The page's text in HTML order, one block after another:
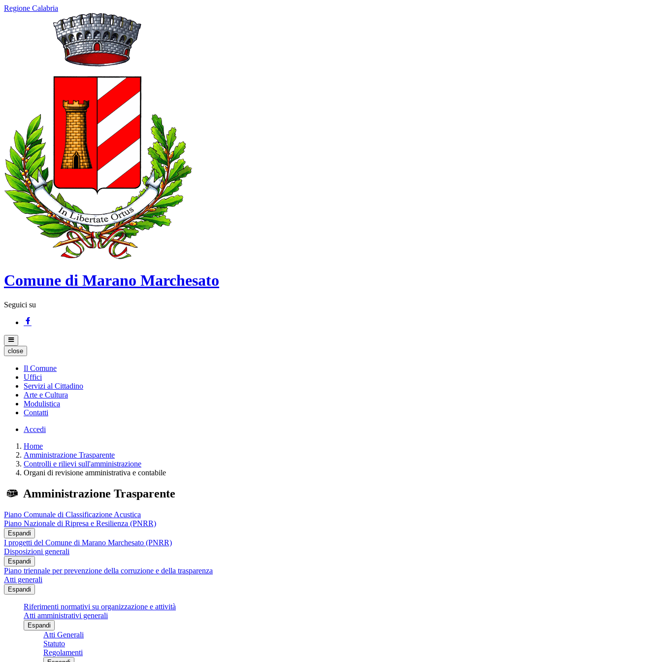
Regione Calabria
Comune di Marano Marchesato
Seguici su
close
Il Comune
Uffici
Servizi al Cittadino
Arte e Cultura
Modulistica
Contatti
Accedi
Home
Amministrazione Trasparente
Controlli e rilievi sull'amministrazione
Organi di revisione amministrativa e contabile
Amministrazione Trasparente
Piano Comunale di Classificazione Acustica
Piano Nazionale di Ripresa e Resilienza (PNRR)
Espandi
I progetti del Comune di Marano Marchesato (PNRR)
Disposizioni generali
Espandi
Piano triennale per prevenzione della corruzione e della trasparenza
Atti generali
Espandi
Riferimenti normativi su organizzazione e attività
Atti amministrativi generali
Espandi
Atti Generali
Statuto
Regolamenti